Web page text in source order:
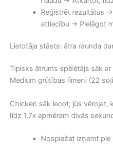
Reģistrēt rezultātus
attiecību → Pielāgot
Lietotāja stāsts: ātra raunda
Tipisks ātrums spēlētājs sāk
Medium grūtības līmeni (22
Chicken sāk lecot; jūs vērojat,
līdz 1.7x apmēram divās
Nospiežat izņemt